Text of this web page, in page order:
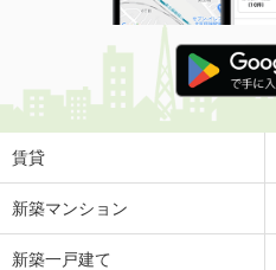
賃貸
新築マンション
新築一戸建て